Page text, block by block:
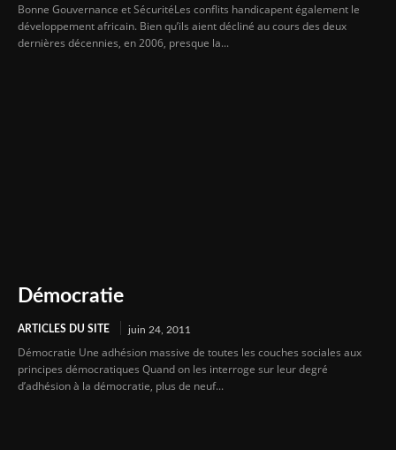
Bonne Gouvernance et SécuritéLes conflits handicapent également le
développement africain. Bien qu’ils aient décliné au cours des deux
dernières décennies, en 2006, presque la...
Démocratie
ARTICLES DU SITE juin 24, 2011
Démocratie Une adhésion massive de toutes les couches sociales aux
principes démocratiques Quand on les interroge sur leur degré
d’adhésion à la démocratie, plus de neuf...